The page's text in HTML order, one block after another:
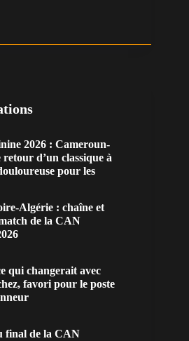
2026 : Cameroun-
d’un classique à
pour les
Algérie : chaîne et
de la CAN
qui changerait avec
favori pour le poste
final de la CAN